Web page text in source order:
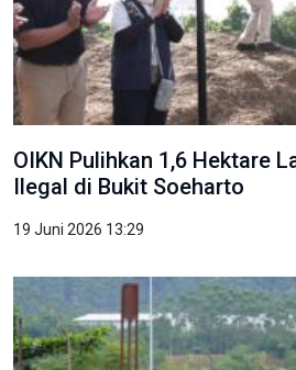
OIKN Pulihkan 1,6 Hektare
Ilegal di Bukit Soeharto
19 Juni 2026 13:29